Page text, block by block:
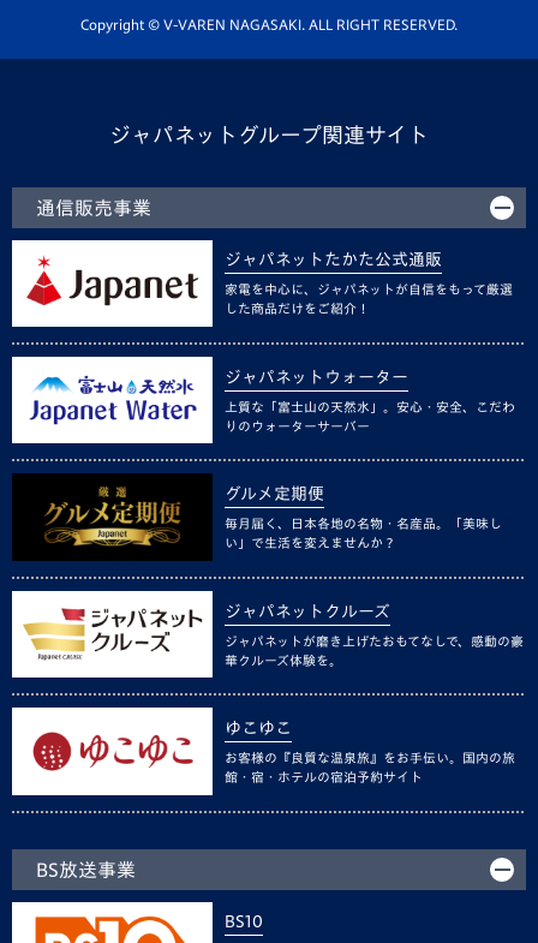
ホームタウン活動
Copyright © V-VAREN NAGASAKI. ALL RIGHT RESERVED.
ジャパネットグループ関連サイト
通信販売事業
ジャパネットたかた公式通販
家電を中心に、ジャパネットが自信をもって厳選
した商品だけをご紹介！
ジャパネットウォーター
上質な「富士山の天然水」。安心・安全、こだわ
りのウォーターサーバー
グルメ定期便
毎月届く、日本各地の名物・名産品。「美味し
い」で生活を変えませんか？
ジャパネットクルーズ
ジャパネットが磨き上げたおもてなしで、感動の豪
華クルーズ体験を。
ゆこゆこ
お客様の『良質な温泉旅』をお手伝い。国内の旅
館・宿・ホテルの宿泊予約サイト
BS放送事業
BS10